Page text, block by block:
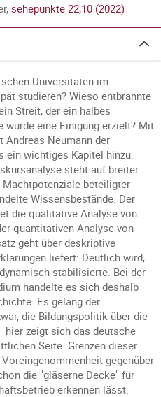
sehepunkte 22,10 (2022)
Universitäten im
studieren? Wieso entbrannte
Streit, der ein halbes
wurde eine Einigung erzielt? Mit
Andreas Neumann der
ein wichtiges Kapitel hinzu.
steht auf breiter
beteiligter
Wissensbestände. Der
die qualitative Analyse von
quantitativen Analyse von
geht über deskriptive
liefert: Deutlich wird,
stabilisierte. Bei der
handelte es sich deshalb
Es gelang der
die Bildungspolitik über die
zeigt sich das deutsche
Seite. Grenzen dieser
gegenüber
die "gläserne Decke" für
erkennen lässt.